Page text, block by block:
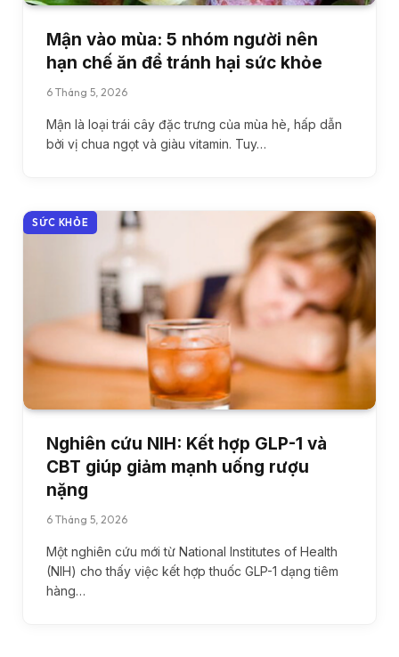
Mận vào mùa: 5 nhóm người nên
hạn chế ăn để tránh hại sức khỏe
6 Tháng 5, 2026
Mận là loại trái cây đặc trưng của mùa hè, hấp dẫn
bởi vị chua ngọt và giàu vitamin. Tuy…
SỨC KHỎE
Nghiên cứu NIH: Kết hợp GLP-1 và
CBT giúp giảm mạnh uống rượu
nặng
6 Tháng 5, 2026
Một nghiên cứu mới từ National Institutes of Health
(NIH) cho thấy việc kết hợp thuốc GLP-1 dạng tiêm
hàng…